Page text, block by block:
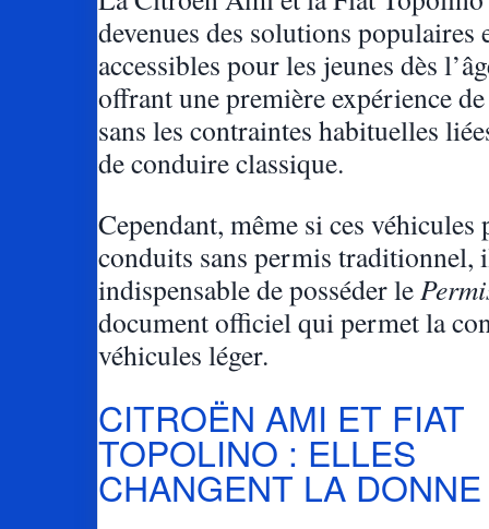
devenues des solutions populaires
accessibles pour les jeunes dès
offrant une première expérience
sans les contraintes habituelles
de conduire classique.
Cependant, même si ces véhicules
conduits sans permis traditionnel,
indispensable de posséder le
document officiel qui permet la
véhicules léger.
CITROËN AMI ET FIAT
TOPOLINO : ELLES
CHANGENT LA DONNE